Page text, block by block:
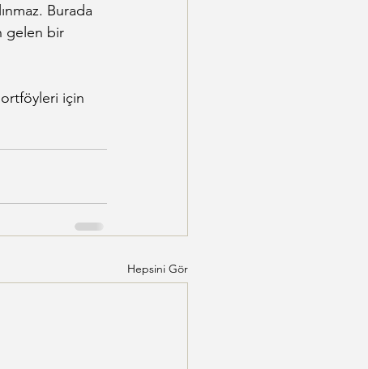
Burada
gelen bir
için
Hepsini Gör